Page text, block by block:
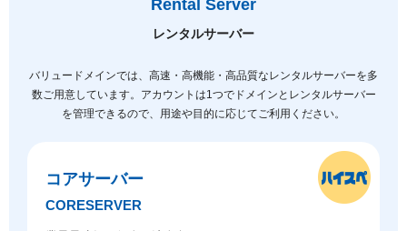
Rental Server
レンタルサーバー
バリュードメインでは、高速・高機能・高品質なレンタルサーバーを多
数ご用意しています。
アカウントは1つでドメインとレンタルサーバー
を管理できるので、用途や目的に応じてご利用ください。
コアサーバー
CORESERVER